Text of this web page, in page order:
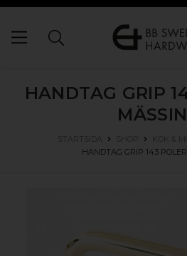
HANDTAG GRIP
STARTSIDA SHOP
KÖK &
HANDTAG GRIP 143